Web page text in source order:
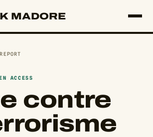
MADORE
REPORT
ACCESS
contre